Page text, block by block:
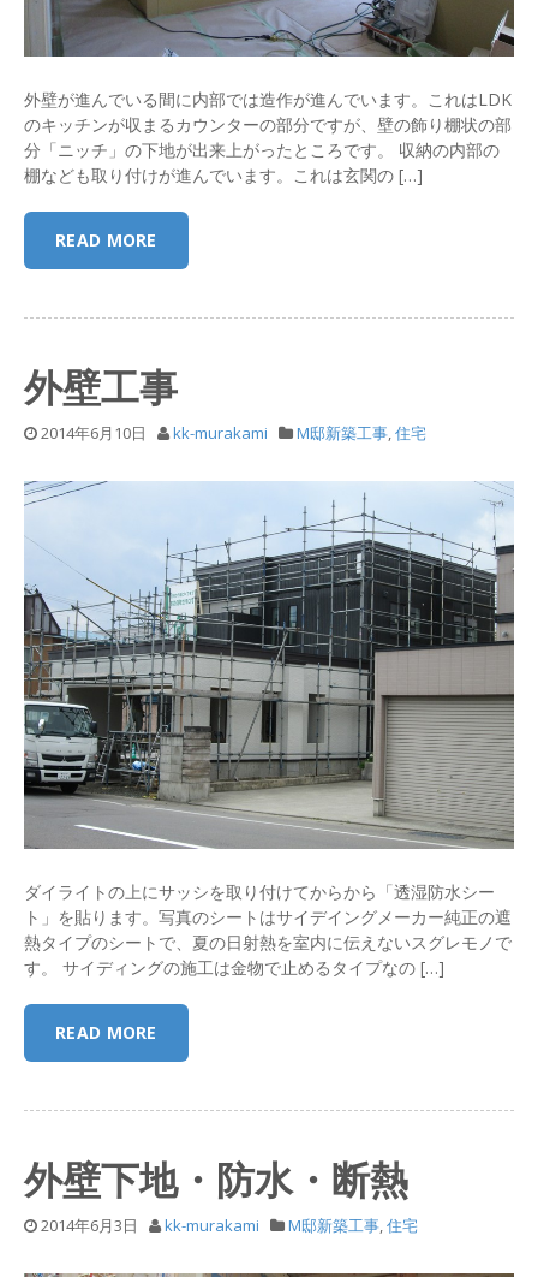
外壁が進んでいる間に内部では造作が進んでいます。これはLDK
のキッチンが収まるカウンターの部分ですが、壁の飾り棚状の部
分「ニッチ」の下地が出来上がったところです。 収納の内部の
棚なども取り付けが進んでいます。これは玄関の […]
READ MORE
外壁工事
2014年6月10日 kk-murakami M邸新築工事,住宅
ダイライトの上にサッシを取り付けてからから「透湿防水シー
ト」を貼ります。写真のシートはサイデイングメーカー純正の遮
熱タイプのシートで、夏の日射熱を室内に伝えないスグレモノで
す。 サイディングの施工は金物で止めるタイプなの […]
READ MORE
外壁下地・防水・断熱
2014年6月3日 kk-murakami M邸新築工事,住宅